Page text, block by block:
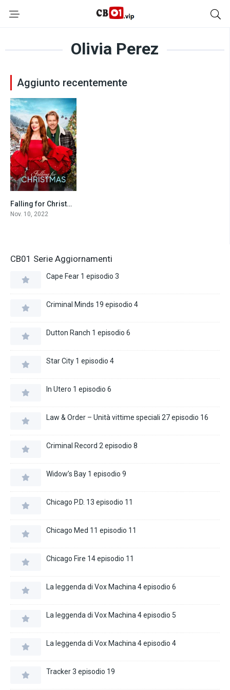
Olivia Perez
Aggiunto recentemente
5.6
Falling for Christmas (2022)
Nov. 10, 2022
CB01 Serie Aggiornamenti
Cape Fear 1 episodio 3
Criminal Minds 19 episodio 4
Dutton Ranch 1 episodio 6
Star City 1 episodio 4
In Utero 1 episodio 6
Law & Order – Unità vittime speciali 27 episodio 16
Criminal Record 2 episodio 8
Widow’s Bay 1 episodio 9
Chicago P.D. 13 episodio 11
Chicago Med 11 episodio 11
Chicago Fire 14 episodio 11
La leggenda di Vox Machina 4 episodio 6
La leggenda di Vox Machina 4 episodio 5
La leggenda di Vox Machina 4 episodio 4
Tracker 3 episodio 19